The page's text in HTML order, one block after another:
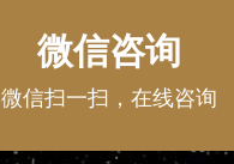
微信咨询
微信扫一扫，在线咨询